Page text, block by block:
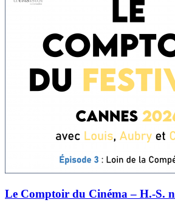
Le Comptoir du Cinéma – H.-S.